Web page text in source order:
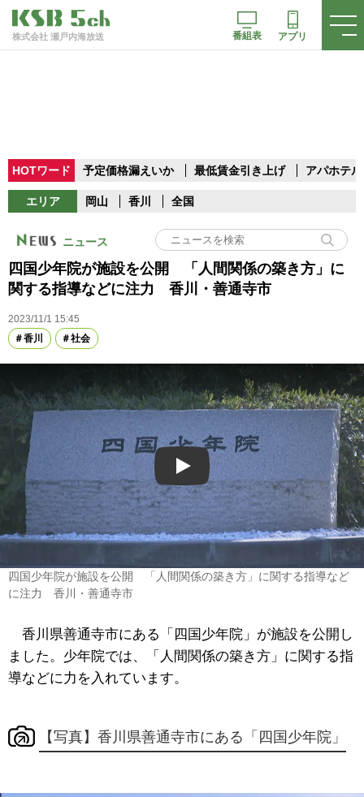
株式会社 瀬戸内海放送 番組表 アプリ
HOTワード 予定価格漏えいか 最低賃金引き上げ アパホテル
エリア 岡山 香川 全国
ニュース
四国少年院が施設を公開 「人間関係の築き方」に
関する指導などに注力 香川・善通寺市
2023/11/1 15:45
香川
社会
Play
四国少年院が施設を公開 「人間関係の築き方」に関する指導など
に注力 香川・善通寺市
香川県善通寺市にある「四国少年院」が施設を公開し
ました。少年院では、「人間関係の築き方」に関する指
導などに力を入れています。
【写真】香川県善通寺市にある「四国少年院」